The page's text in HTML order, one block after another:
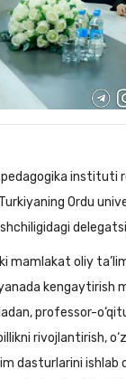
pedagogika instituti
Ordu
mamlakat oliy
kengaytirish
professor-
rivojlantirish,
dasturlarini ishlab